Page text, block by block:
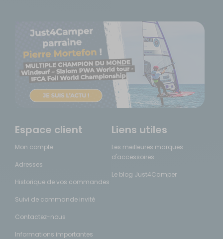
Espace client
Mon compte
Adresses
Historique de vos commandes
Suivi de commande invité
Contactez-nous
Informations importantes
Liens utiles
Les meilleures marques
d'accessoires
Le blog Just4Camper